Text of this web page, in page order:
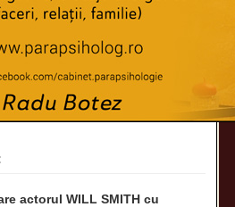
actorul WILL SMITH cu